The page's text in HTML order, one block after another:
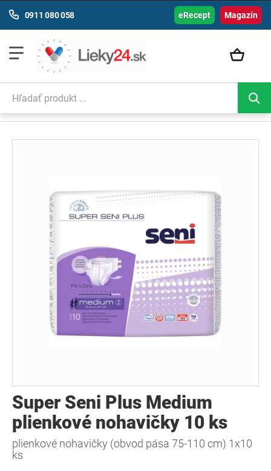
Magazín
0911 080 058 eRecept
Super Seni Plus Medium
plienkové nohavičky 10 ks
plienkové nohavičky (obvod pása 75-110 cm) 1x10
ks